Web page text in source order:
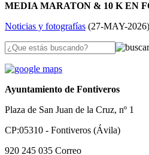
MEDIA MARATON & 10 K EN
Noticias y fotografías (27-MAY-2026)
Ayuntamiento de Fontiveros
Plaza de San Juan de la Cruz, nº 1
CP:05310 - Fontiveros (Ávila)
920 245 035 Correo